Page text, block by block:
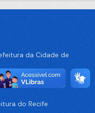
da Cidade de
Portal de Dados
do Recife